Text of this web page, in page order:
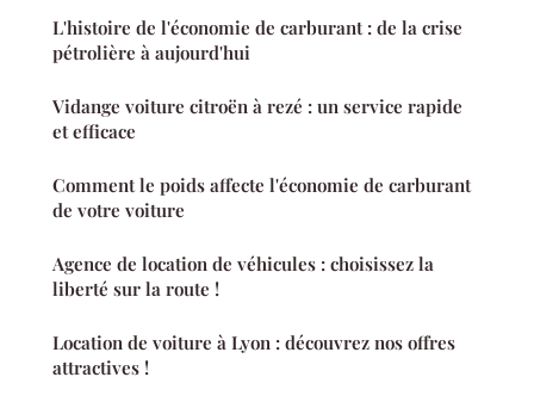
L'histoire de l'économie de carburant : de la crise
pétrolière à aujourd'hui
Vidange voiture citroën à rezé : un service rapide
et efficace
Comment le poids affecte l'économie de carburant
de votre voiture
Agence de location de véhicules : choisissez la
liberté sur la route !
Location de voiture à Lyon : découvrez nos offres
attractives !